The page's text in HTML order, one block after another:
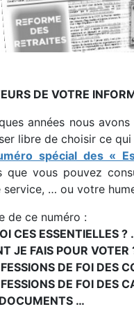
DE VOTRE
années nous
libre de choisir ce qui
spécial des «
que vous pouvez
… ou votre
de ce numéro :
CES ESSENTIELLES ?
JE FAIS POUR VOTER
DE FOI DES
DE FOI DES
…